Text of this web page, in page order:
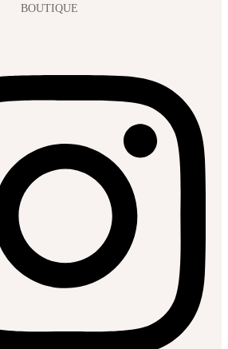
BOUTIQUE